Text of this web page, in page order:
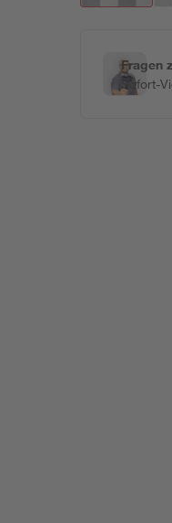
Fragen
Sofort-